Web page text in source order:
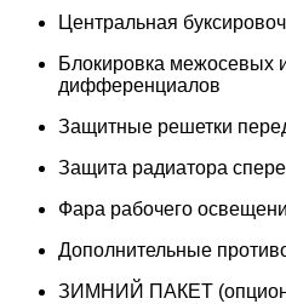
Центральная
Блокировка межосевых
дифференциалов
Защитные решетки
Защита радиатора
Фара рабочего
Дополнительные
ЗИМНИЙ ПАКЕТ